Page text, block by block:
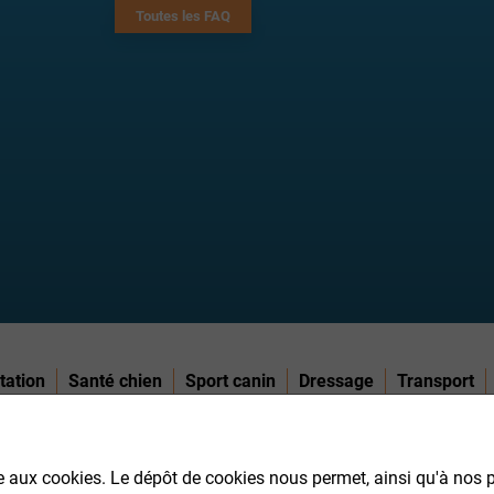
Toutes les FAQ
Santé chien Sport canin Dressage Transport
A PROPOS DE CROQ.FR INFORMATIONS SUR LA
cookies. Le dépôt de cookies nous permet, ainsi qu'à